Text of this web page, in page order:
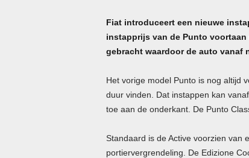
Fiat introduceert een nieuwe
instapprijs van de Punto voortaan
gebracht waardoor de auto vanaf
Het vorige model Punto is nog altijd
duur vinden. Dat instappen kan
toe aan de onderkant. De Punto
Standaard is de Active voorzien van
portiervergrendeling. De Edizione